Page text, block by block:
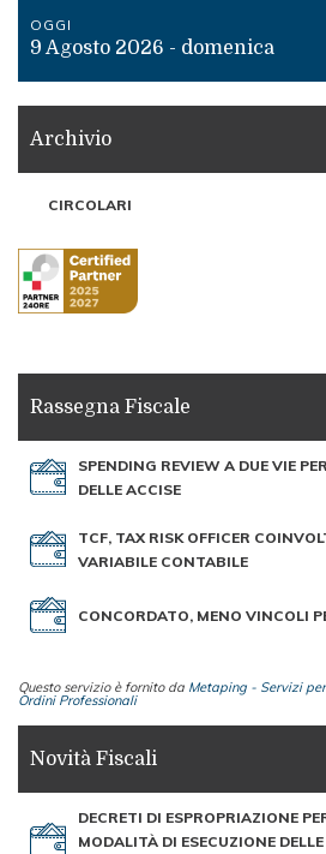
OGGI
9 Agosto 2026 - domenica
Archivio
CIRCOLARI
Rassegna Fiscale
SPENDING REVIEW A DUE VIE
DELLE ACCISE
TCF, TAX RISK OFFICER
VARIABILE CONTABILE
CONCORDATO, MENO VINCOLI
Questo servizio è fornito da Metaping - Servizi
Ordini Professionali
Novità Fiscali
DECRETI DI ESPROPRIAZIONE
MODALITÀ DI ESECUZIONE